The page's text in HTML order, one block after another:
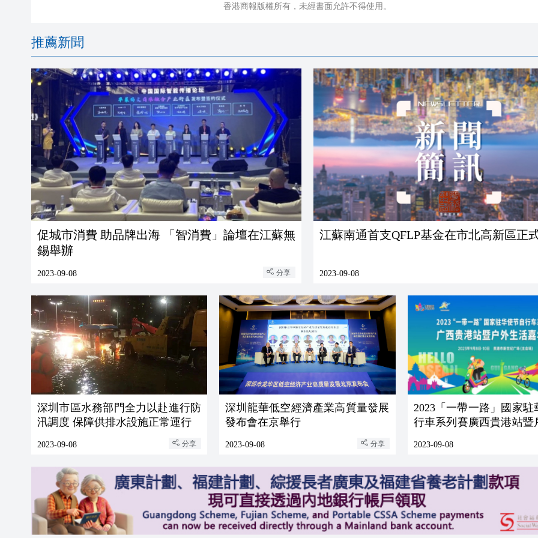
香港商報版權所有，未經書面允許不得使用。
推薦新聞
促城市消費 助品牌出海 「智消費」論壇在江蘇無
錫舉辦
2023-09-08 分享
江蘇南通首支QFLP基金在市北高新區正
2023-09-08
深圳市區水務部門全力以赴進行防
汛調度 保障供排水設施正常運行
2023-09-08 分享
深圳龍華低空經濟產業高質量發展
發布會在京舉行
2023-09-08 分享
2023「一帶一路」國家駐
行車系列賽廣西貴港站暨
2023-09-08